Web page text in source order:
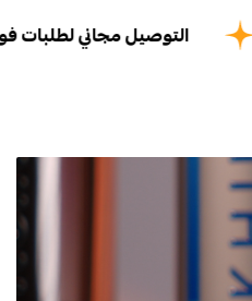
التوصيل مجاني لطلبات فوق ٢٤٩